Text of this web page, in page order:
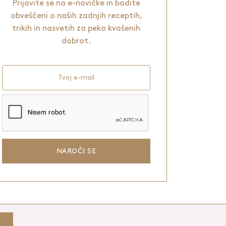
Prijavite se na e-novičke in bodite
obveščeni o naših zadnjih receptih,
trikih in nasvetih za peko kvašenih
dobrot.
Tvoj e-mail
NAROČI SE